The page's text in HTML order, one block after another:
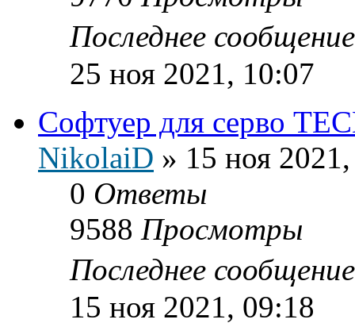
Последнее
25 ноя 2021, 10:07
Софтуер для серво
NikolaiD » 15 ноя
0 Ответы
9588 Просмотры
Последнее
15 ноя 2021, 09:18